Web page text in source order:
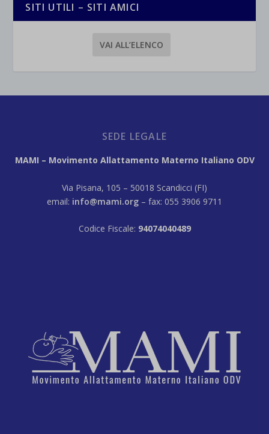
SITI UTILI – SITI AMICI
VAI ALL’ELENCO
SEDE LEGALE
MAMI – Movimento Allattamento Materno Italiano ODV
Via Pisana, 105 – 50018 Scandicci (FI)
email: info@mami.org – fax: 055 3906 9711
Codice Fiscale: 94074040489